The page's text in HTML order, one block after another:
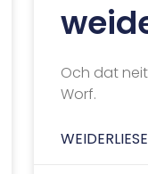
Och dat
Worf.